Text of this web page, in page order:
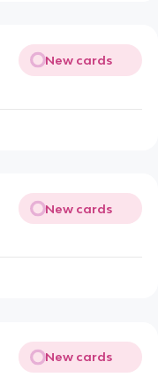
New cards
New cards
New cards